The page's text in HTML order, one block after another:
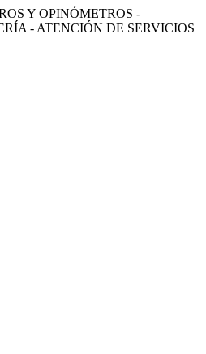
Y OPINÓMETROS -
- ATENCIÓN DE SERVICIOS